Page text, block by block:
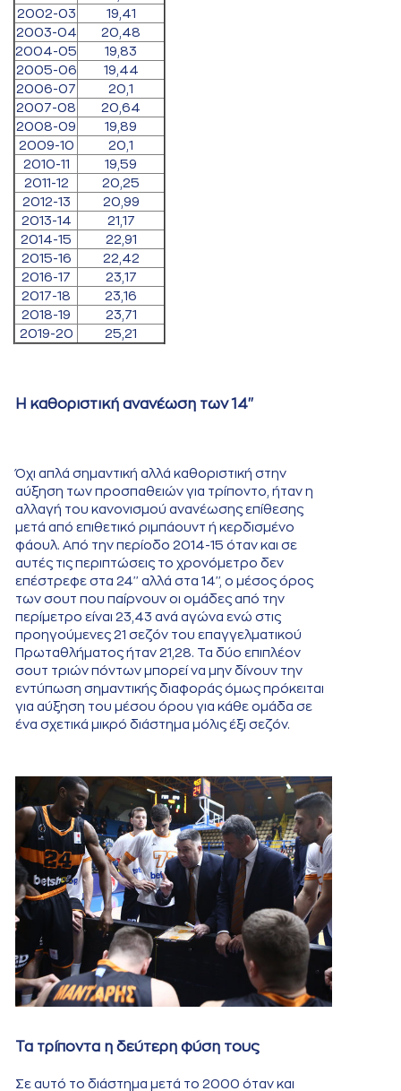
2002-03
19,41
2003-04
20,48
2004-05
19,83
2005-06
19,44
2006-07
20,1
2007-08
20,64
2008-09
19,89
2009-10
20,1
2010-11
19,59
2011-12
20,25
2012-13
20,99
2013-14
21,17
2014-15
22,91
2015-16
22,42
2016-17
23,17
2017-18
23,16
2018-19
23,71
2019-20
25,21
Η καθοριστική ανανέωση των 14''
Όχι απλά σημαντική αλλά καθοριστική στην
αύξηση των προσπαθειών για τρίποντο, ήταν η
αλλαγή του κανονισμού ανανέωσης επίθεσης
μετά από επιθετικό ριμπάουντ ή κερδισμένο
φάουλ. Από την περίοδο 2014-15 όταν και σε
αυτές τις περιπτώσεις το χρονόμετρο δεν
επέστρεφε στα 24'' αλλά στα 14'', o μέσος όρος
των σουτ που παίρνουν οι ομάδες από την
περίμετρο είναι 23,43 ανά αγώνα ενώ στις
προηγούμενες 21 σεζόν του επαγγελματικού
Πρωταθλήματος ήταν 21,28. Τα δύο επιπλέον
σουτ τριών πόντων μπορεί να μην δίνουν την
εντύπωση σημαντικής διαφοράς όμως πρόκειται
για αύξηση του μέσου όρου για κάθε ομάδα σε
ένα σχετικά μικρό διάστημα μόλις έξι σεζόν.
Τα τρίποντα η δεύτερη φύση τους
Σε αυτό το διάστημα μετά το 2000 όταν και